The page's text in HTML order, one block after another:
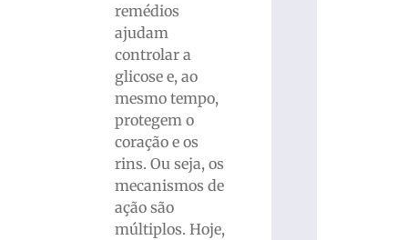
remédios
ajudam
controlar a
glicose e, ao
mesmo tempo,
protegem o
coração e os
rins. Ou seja, os
mecanismos de
ação são
múltiplos. Hoje,